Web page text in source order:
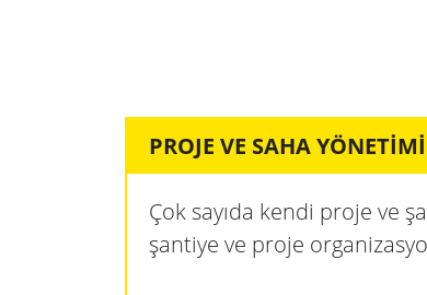
PROJE VE SAHA YÖNETIMI
Çok sayıda kendi proje ve
şantiye ve proje